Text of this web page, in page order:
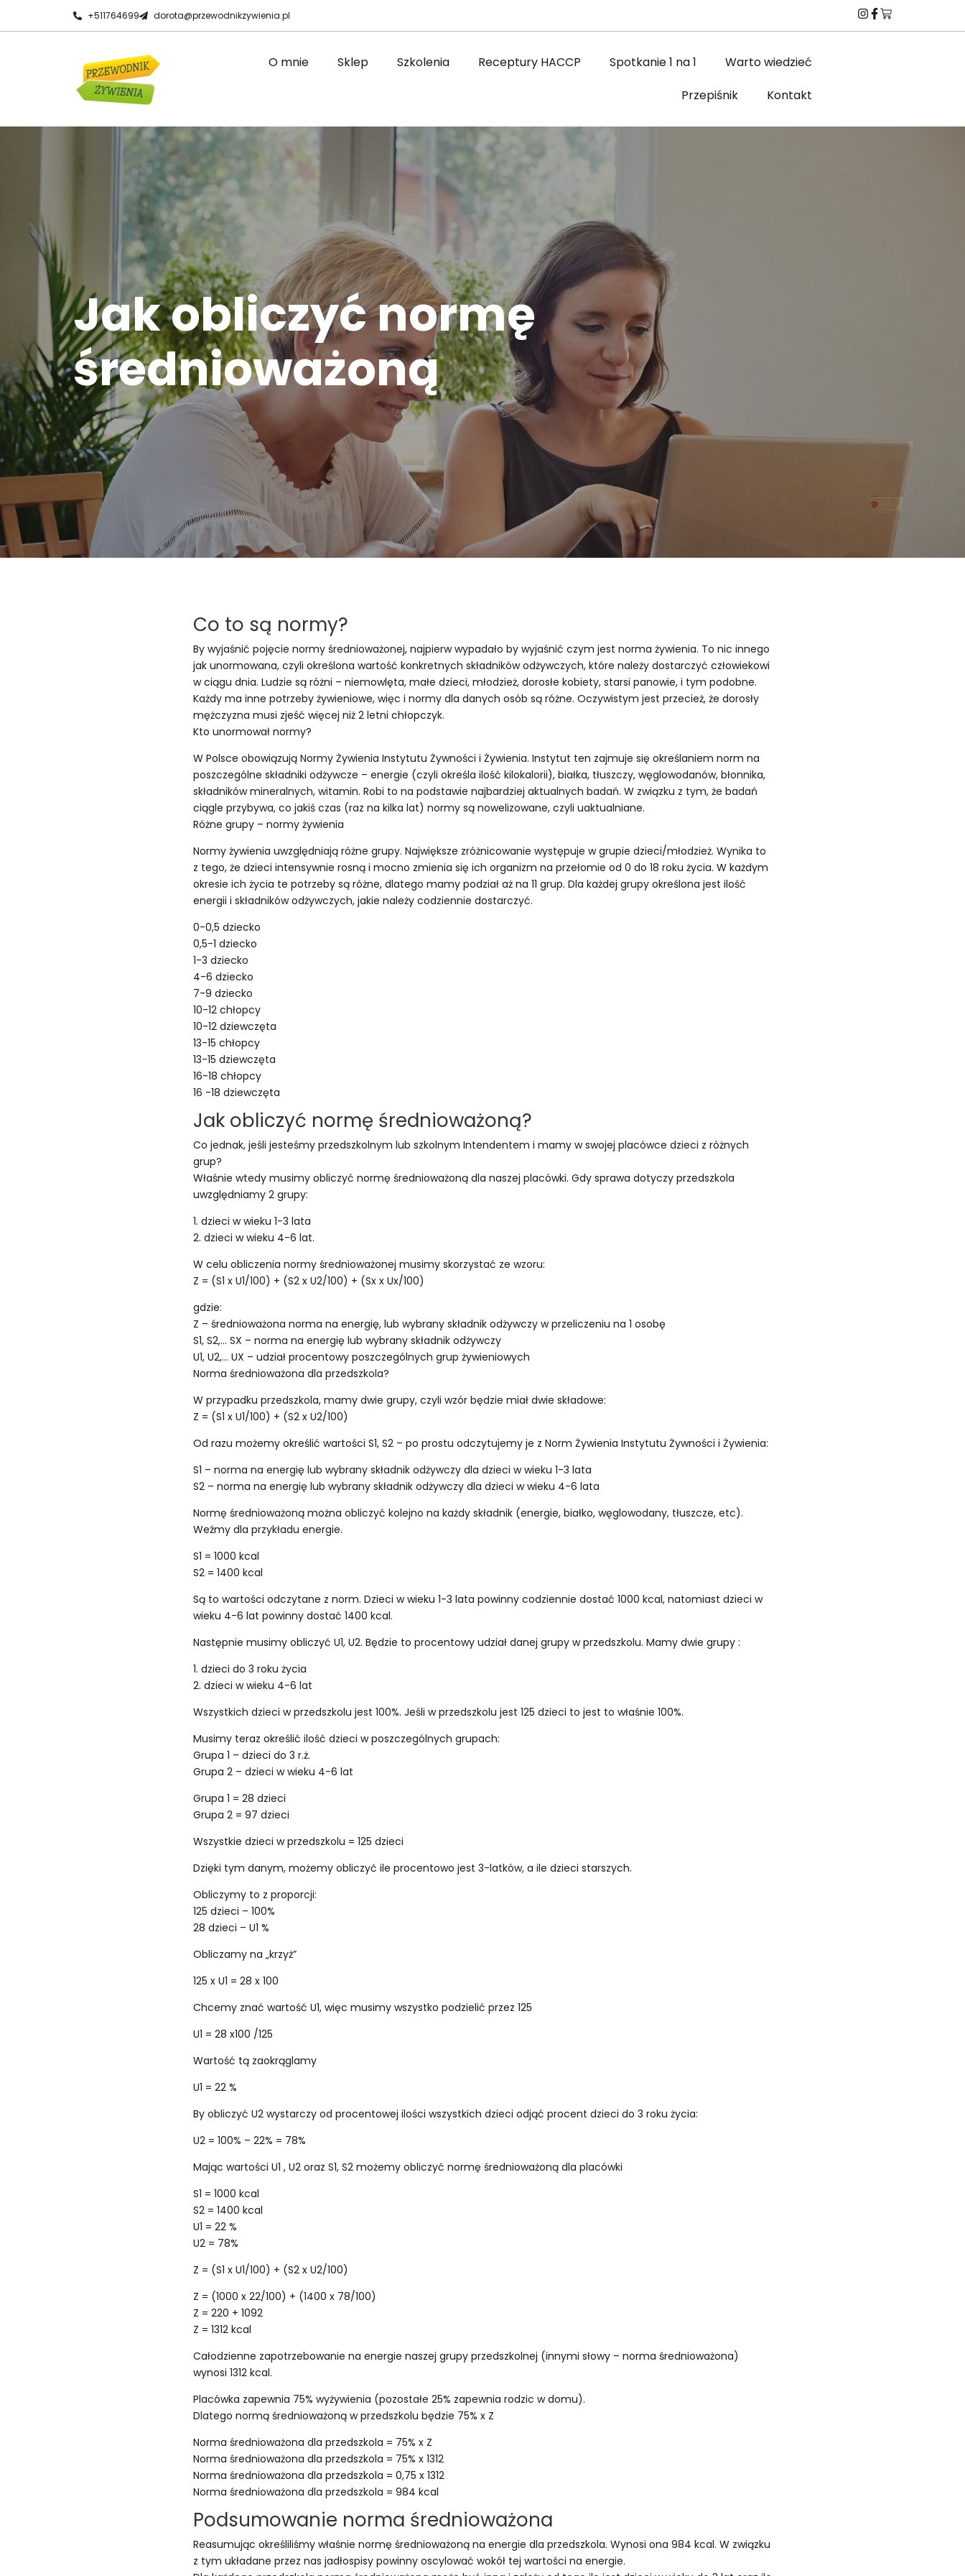
+511764699 dorota@przewodnikzywienia.pl
O mnie Sklep Szkolenia Receptury HACCP Spotkanie 1 na 1
Warto wiedzieć
Przepiśnik
Kontakt
Jak obliczyć normę
średnioważoną
Co to są normy?
By wyjaśnić pojęcie normy średnioważonej, najpierw wypadało by wyjaśnić czym jest norma żywienia. To nic innego
jak unormowana, czyli określona wartość konkretnych składników odżywczych, które należy dostarczyć człowiekowi
w ciągu dnia. Ludzie są różni – niemowlęta, małe dzieci, młodzież, dorosłe kobiety, starsi panowie, i tym podobne.
Każdy ma inne potrzeby żywieniowe, więc i normy dla danych osób są różne. Oczywistym jest przecież, że dorosły
mężczyzna musi zjeść więcej niż 2 letni chłopczyk.
Kto unormował normy?
W Polsce obowiązują Normy Żywienia Instytutu Żywności i Żywienia. Instytut ten zajmuje się określaniem norm na
poszczególne składniki odżywcze – energie (czyli określa ilość kilokalorii), białka, tłuszczy, węglowodanów, błonnika,
składników mineralnych, witamin. Robi to na podstawie najbardziej aktualnych badań. W związku z tym, że badań
ciągle przybywa, co jakiś czas (raz na kilka lat) normy są nowelizowane, czyli uaktualniane.
Różne grupy – normy żywienia
Normy żywienia uwzględniają różne grupy. Największe zróżnicowanie występuje w grupie dzieci/młodzież. Wynika to
z tego, że dzieci intensywnie rosną i mocno zmienia się ich organizm na przełomie od 0 do 18 roku życia. W każdym
okresie ich życia te potrzeby są różne, dlatego mamy podział aż na 11 grup. Dla każdej grupy określona jest ilość
energii i składników odżywczych, jakie należy codziennie dostarczyć.
0-0,5 dziecko
0,5-1 dziecko
1-3 dziecko
4-6 dziecko
7-9 dziecko
10-12 chłopcy
10-12 dziewczęta
13-15 chłopcy
13-15 dziewczęta
16-18 chłopcy
16 -18 dziewczęta
Jak obliczyć normę średnioważoną?
Co jednak, jeśli jesteśmy przedszkolnym lub szkolnym Intendentem i mamy w swojej placówce dzieci z różnych
grup?
Właśnie wtedy musimy obliczyć normę średnioważoną dla naszej placówki. Gdy sprawa dotyczy przedszkola
uwzględniamy 2 grupy:
1. dzieci w wieku 1-3 lata
2. dzieci w wieku 4-6 lat.
W celu obliczenia normy średnioważonej musimy skorzystać ze wzoru:
Z = (S1 x U1/100) + (S2 x U2/100) + (Sx x Ux/100)
gdzie:
Z – średnioważona norma na energię, lub wybrany składnik odżywczy w przeliczeniu na 1 osobę
S1, S2,… SX – norma na energię lub wybrany składnik odżywczy
U1, U2,… UX – udział procentowy poszczególnych grup żywieniowych
Norma średnioważona dla przedszkola?
W przypadku przedszkola, mamy dwie grupy, czyli wzór będzie miał dwie składowe:
Z = (S1 x U1/100) + (S2 x U2/100)
Od razu możemy określić wartości S1, S2 – po prostu odczytujemy je z Norm Żywienia Instytutu Żywności i Żywienia:
S1 – norma na energię lub wybrany składnik odżywczy dla dzieci w wieku 1-3 lata
S2 – norma na energię lub wybrany składnik odżywczy dla dzieci w wieku 4-6 lata
Normę średnioważoną można obliczyć kolejno na każdy składnik (energie, białko, węglowodany, tłuszcze, etc).
Weźmy dla przykładu energie.
S1 = 1000 kcal
S2 = 1400 kcal
Są to wartości odczytane z norm. Dzieci w wieku 1-3 lata powinny codziennie dostać 1000 kcal, natomiast dzieci w
wieku 4-6 lat powinny dostać 1400 kcal.
Następnie musimy obliczyć U1, U2. Będzie to procentowy udział danej grupy w przedszkolu. Mamy dwie grupy :
1. dzieci do 3 roku życia
2. dzieci w wieku 4-6 lat
Wszystkich dzieci w przedszkolu jest 100%. Jeśli w przedszkolu jest 125 dzieci to jest to właśnie 100%.
Musimy teraz określić ilość dzieci w poszczególnych grupach:
Grupa 1 – dzieci do 3 r.ż.
Grupa 2 – dzieci w wieku 4-6 lat
Grupa 1 = 28 dzieci
Grupa 2 = 97 dzieci
Wszystkie dzieci w przedszkolu = 125 dzieci
Dzięki tym danym, możemy obliczyć ile procentowo jest 3-latków, a ile dzieci starszych.
Obliczymy to z proporcji:
125 dzieci – 100%
28 dzieci – U1 %
Obliczamy na „krzyż”
125 x U1 = 28 x 100
Chcemy znać wartość U1, więc musimy wszystko podzielić przez 125
U1 = 28 x100 /125
Wartość tą zaokrąglamy
U1 = 22 %
By obliczyć U2 wystarczy od procentowej ilości wszystkich dzieci odjąć procent dzieci do 3 roku życia:
U2 = 100% – 22% = 78%
Mając wartości U1 , U2 oraz S1, S2 możemy obliczyć normę średnioważoną dla placówki
S1 = 1000 kcal
S2 = 1400 kcal
U1 = 22 %
U2 = 78%
Z = (S1 x U1/100) + (S2 x U2/100)
Z = (1000 x 22/100) + (1400 x 78/100)
Z = 220 + 1092
Z = 1312 kcal
Całodzienne zapotrzebowanie na energie naszej grupy przedszkolnej (innymi słowy – norma średnioważona)
wynosi 1312 kcal.
Placówka zapewnia 75% wyżywienia (pozostałe 25% zapewnia rodzic w domu).
Dlatego normą średnioważoną w przedszkolu będzie 75% x Z
Norma średnioważona dla przedszkola = 75% x Z
Norma średnioważona dla przedszkola = 75% x 1312
Norma średnioważona dla przedszkola = 0,75 x 1312
Norma średnioważona dla przedszkola = 984 kcal
Podsumowanie norma średnioważona
Reasumując określiliśmy właśnie normę średnioważoną na energie dla przedszkola. Wynosi ona 984 kcal. W związku
z tym układane przez nas jadłospisy powinny oscylować wokół tej wartości na energie.